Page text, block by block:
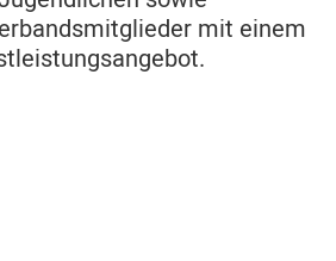
mit einem